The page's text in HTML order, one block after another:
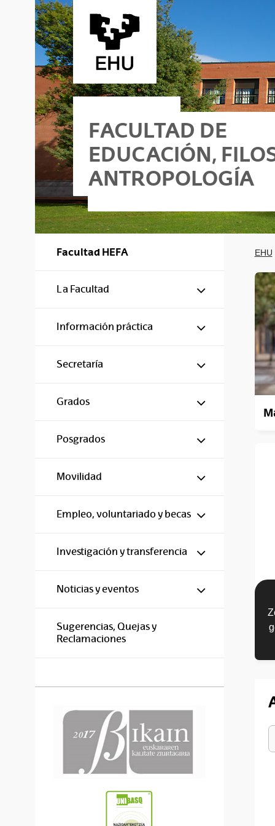
Saltar al contenido principal
y Antropología - Edificio II
FACULTAD DE
EDUCACIÓN,
ANTROPOLOGÍA
Facultad HEFA
La Facultad Mostrar/
Información práctica Mostrar/
Secretaría Mostrar/
Grados Mostrar/
Posgrados Mostrar/
Movilidad Mostrar/
Empleo, voluntariado y becas Mostrar/
Investigación y transferencia Mostrar/
Noticias y eventos Mostrar/
Sugerencias, Quejas y
Reclamaciones
EHU